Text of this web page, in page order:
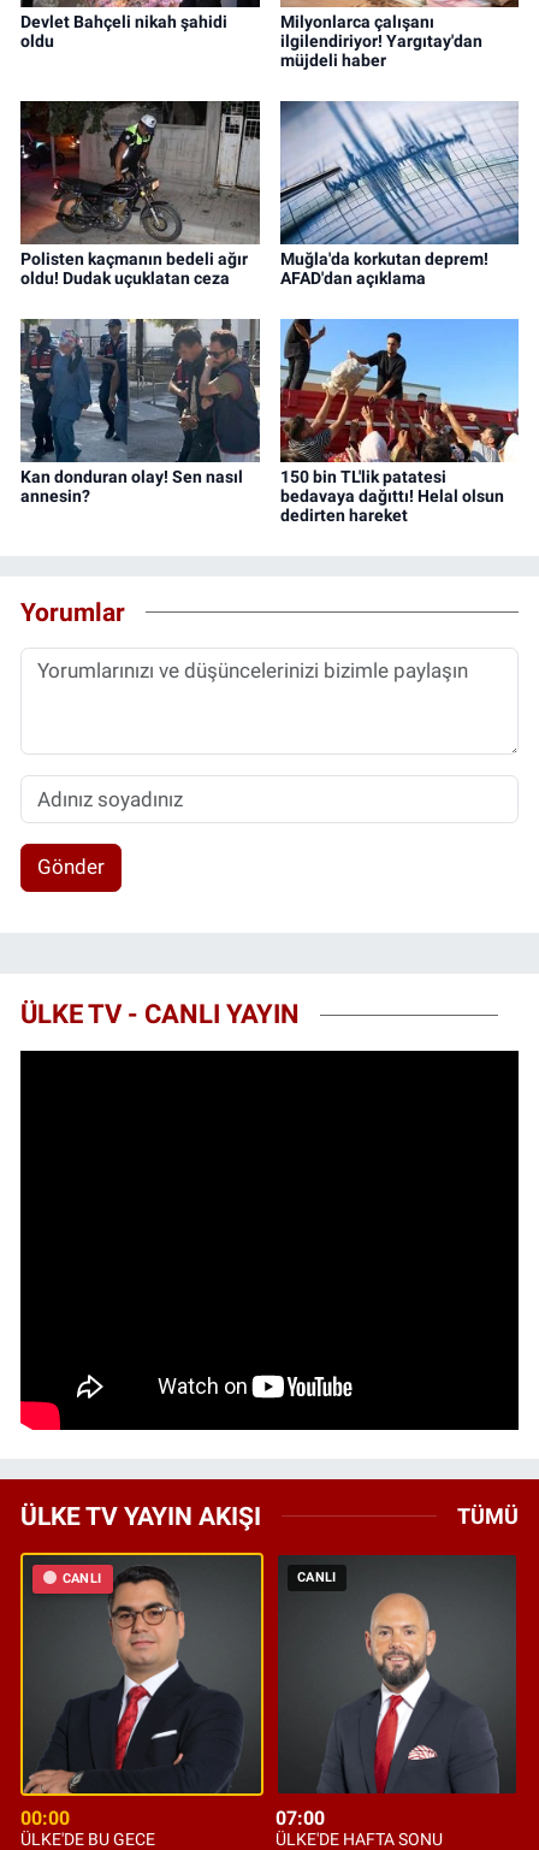
Devlet Bahçeli nikah şahidi
oldu
Milyonlarca çalışanı
ilgilendiriyor! Yargıtay'dan
müjdeli haber
Polisten kaçmanın bedeli ağır
oldu! Dudak uçuklatan ceza
Muğla'da korkutan deprem!
AFAD'dan açıklama
Kan donduran olay! Sen nasıl
annesin?
150 bin TL'lik patatesi
bedavaya dağıttı! Helal olsun
dedirten hareket
Yorumlar
Gönder
ÜLKE TV - CANLI YAYIN
ÜLKE TV YAYIN AKIŞI TÜMÜ
CANLI
00:00
ÜLKE'DE BU GECE
CANLI
07:00
ÜLKE'DE HAFTA SONU